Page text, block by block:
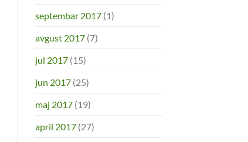
septembar 2017(1)
avgust 2017(7)
jul 2017(15)
jun 2017(25)
maj 2017(19)
april 2017(27)